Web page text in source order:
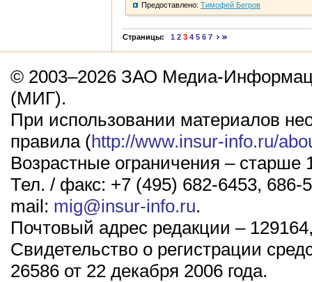
Предоставлено: Тимофей Бегров
Страницы: 1 2 3 4 5 6 7
© 2003–2026 ЗАО Медиа-
(МИГ).
При использовании материалов
правила (http://www.insur-info.ru/
Возрастные ограничения – старше
Тел. / факс: +7 (495) 682-6453, 686-
mail: mig@insur-info.ru.
Почтовый адрес редакции –
Свидетельство о регистрации
26586 от 22 декабря 2006 года.